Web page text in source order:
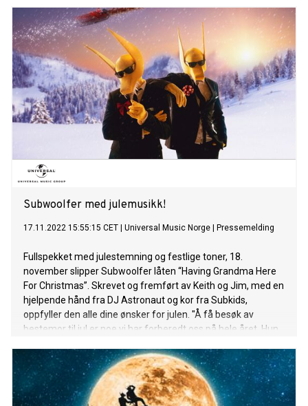
Subwoolfer med julemusikk!
17.11.2022 15:55:15 CET Universal Music Norge Pressemelding
Fullspekket med julestemning og festlige toner, 18.
november slipper Subwoolfer låten “Having Grandma Here
For Christmas”. Skrevet og fremført av Keith og Jim, med en
hjelpende hånd fra DJ Astronaut og kor fra Subkids,
oppfyller den alle dine ønsker for julen. "Å få besøk av
bestemor til jul er noe vi har forberedt oss på hele året. Hun
fylle både hjertene og magene våre med juleglede”, sier
Subwoolfer. Subwoolfer er galaksens største band, og
består av brødrene Keith og Jim. Duoen har vært aktiv i ca.
4,5 milliarder år, og har vært bosatt på månen det siste